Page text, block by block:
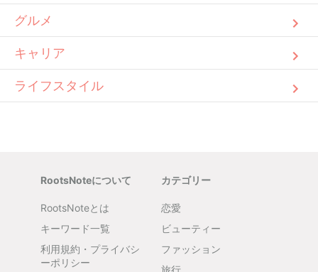
グルメ
キャリア
ライフスタイル
RootsNoteについて
RootsNoteとは
キーワード一覧
利用規約・プライバシ
ーポリシー
カテゴリー
恋愛
ビューティー
ファッション
旅行